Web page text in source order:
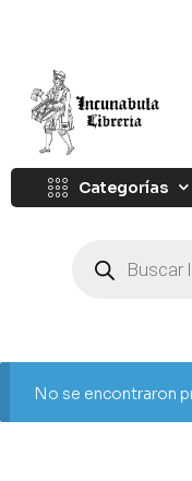
Categorías
No se encontraron